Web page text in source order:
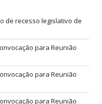
de recesso legislativo de
para Reunião
para Reunião
para Reunião